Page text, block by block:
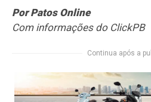
Por Patos Online
Com informações do ClickPB
Continua após a